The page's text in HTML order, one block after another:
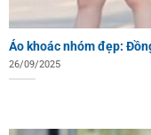
Áo khoác nhóm đẹp:
26/09/2025